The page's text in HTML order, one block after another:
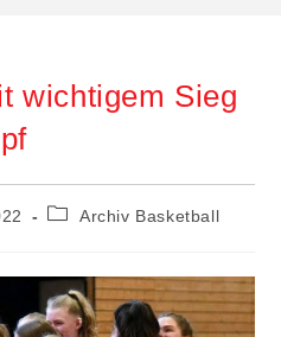
wichtigem Sieg
Beitrags-
Archiv Basketball